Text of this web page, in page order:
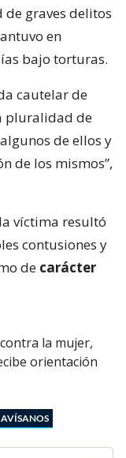
graves delitos
en
bajo torturas.
cautelar de
pluralidad de
de ellos y
de los mismos”,
víctima resultó
contusiones y
de carácter
la mujer,
orientación
AVÍSANOS